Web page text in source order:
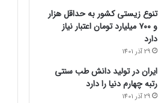
تنوع زیستی کشور به حداقل هزار
و ۷۰۰ میلیارد تومان اعتبار نیاز
دارد
29 آذر 1401
ایران در تولید دانش طب سنتی
رتبه چهارم دنیا را دارد
29 آذر 1401